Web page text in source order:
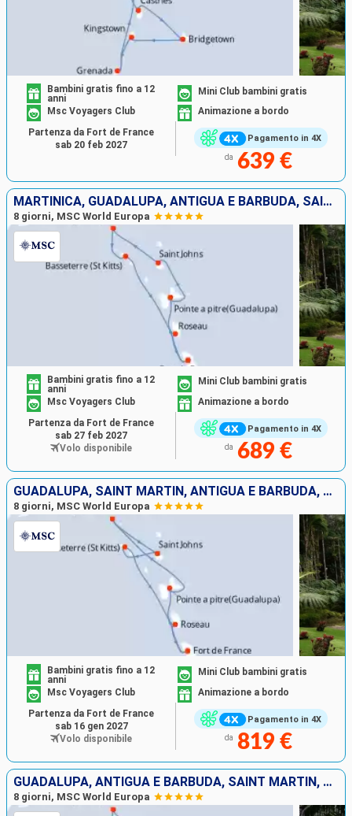
Pagamento in 4X
Bambini gratis fino a 12
anni
Mini Club bambini gratis
Msc Voyagers Club
Animazione a bordo
da 639 €
Partenza da Fort de France
sab 20 feb 2027
MARTINICA, GUADALUPA, ANTIGUA E BARBUDA, SAINT MARTIN, SAN CRISTOFORO E NEVIS, DOMINICA
8 giorni, MSC World Europa
Pagamento in 4X
Bambini gratis fino a 12
anni
Mini Club bambini gratis
Msc Voyagers Club
Animazione a bordo
da 689 €
Partenza da Fort de France
sab 27 feb 2027
Volo disponibile
GUADALUPA, SAINT MARTIN, ANTIGUA E BARBUDA, SAN CRISTOFORO E NEVIS, DOMINICA, MARTINICA
8 giorni, MSC World Europa
Pagamento in 4X
Bambini gratis fino a 12
anni
Mini Club bambini gratis
Msc Voyagers Club
Animazione a bordo
da 819 €
Partenza da Fort de France
sab 16 gen 2027
Volo disponibile
GUADALUPA, ANTIGUA E BARBUDA, SAINT MARTIN, SAN CRISTOFORO E NEVIS, DOMINICA, MARTINICA
8 giorni, MSC World Europa